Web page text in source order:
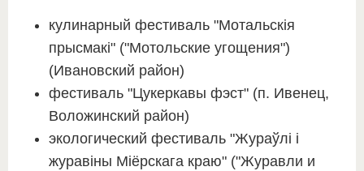
кулинарный фестиваль "Мотальскiя
прысмакi" ("Мотольские угощения")
(Ивановский район)
фестиваль "Цукеркавы фэст" (п. Ивенец,
Воложинский район)
экологический фестиваль "Жураўлі і
журавіны Міёрскага краю" ("Журавли и